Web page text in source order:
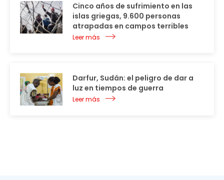
Cinco años de sufrimiento en las
islas griegas, 9.600 personas
atrapadas en campos terribles
Leer más
Darfur, Sudán: el peligro de dar a
luz en tiempos de guerra
Leer más